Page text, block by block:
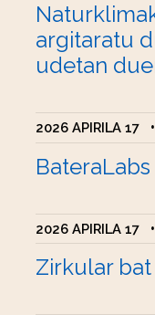
argitaratu
udetan
2026 APIRILA 17 •
2026 APIRILA 17 •
Zirkular